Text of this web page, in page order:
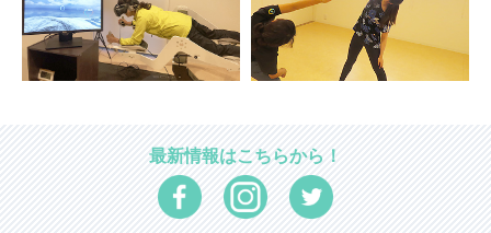
最新情報はこちらから！